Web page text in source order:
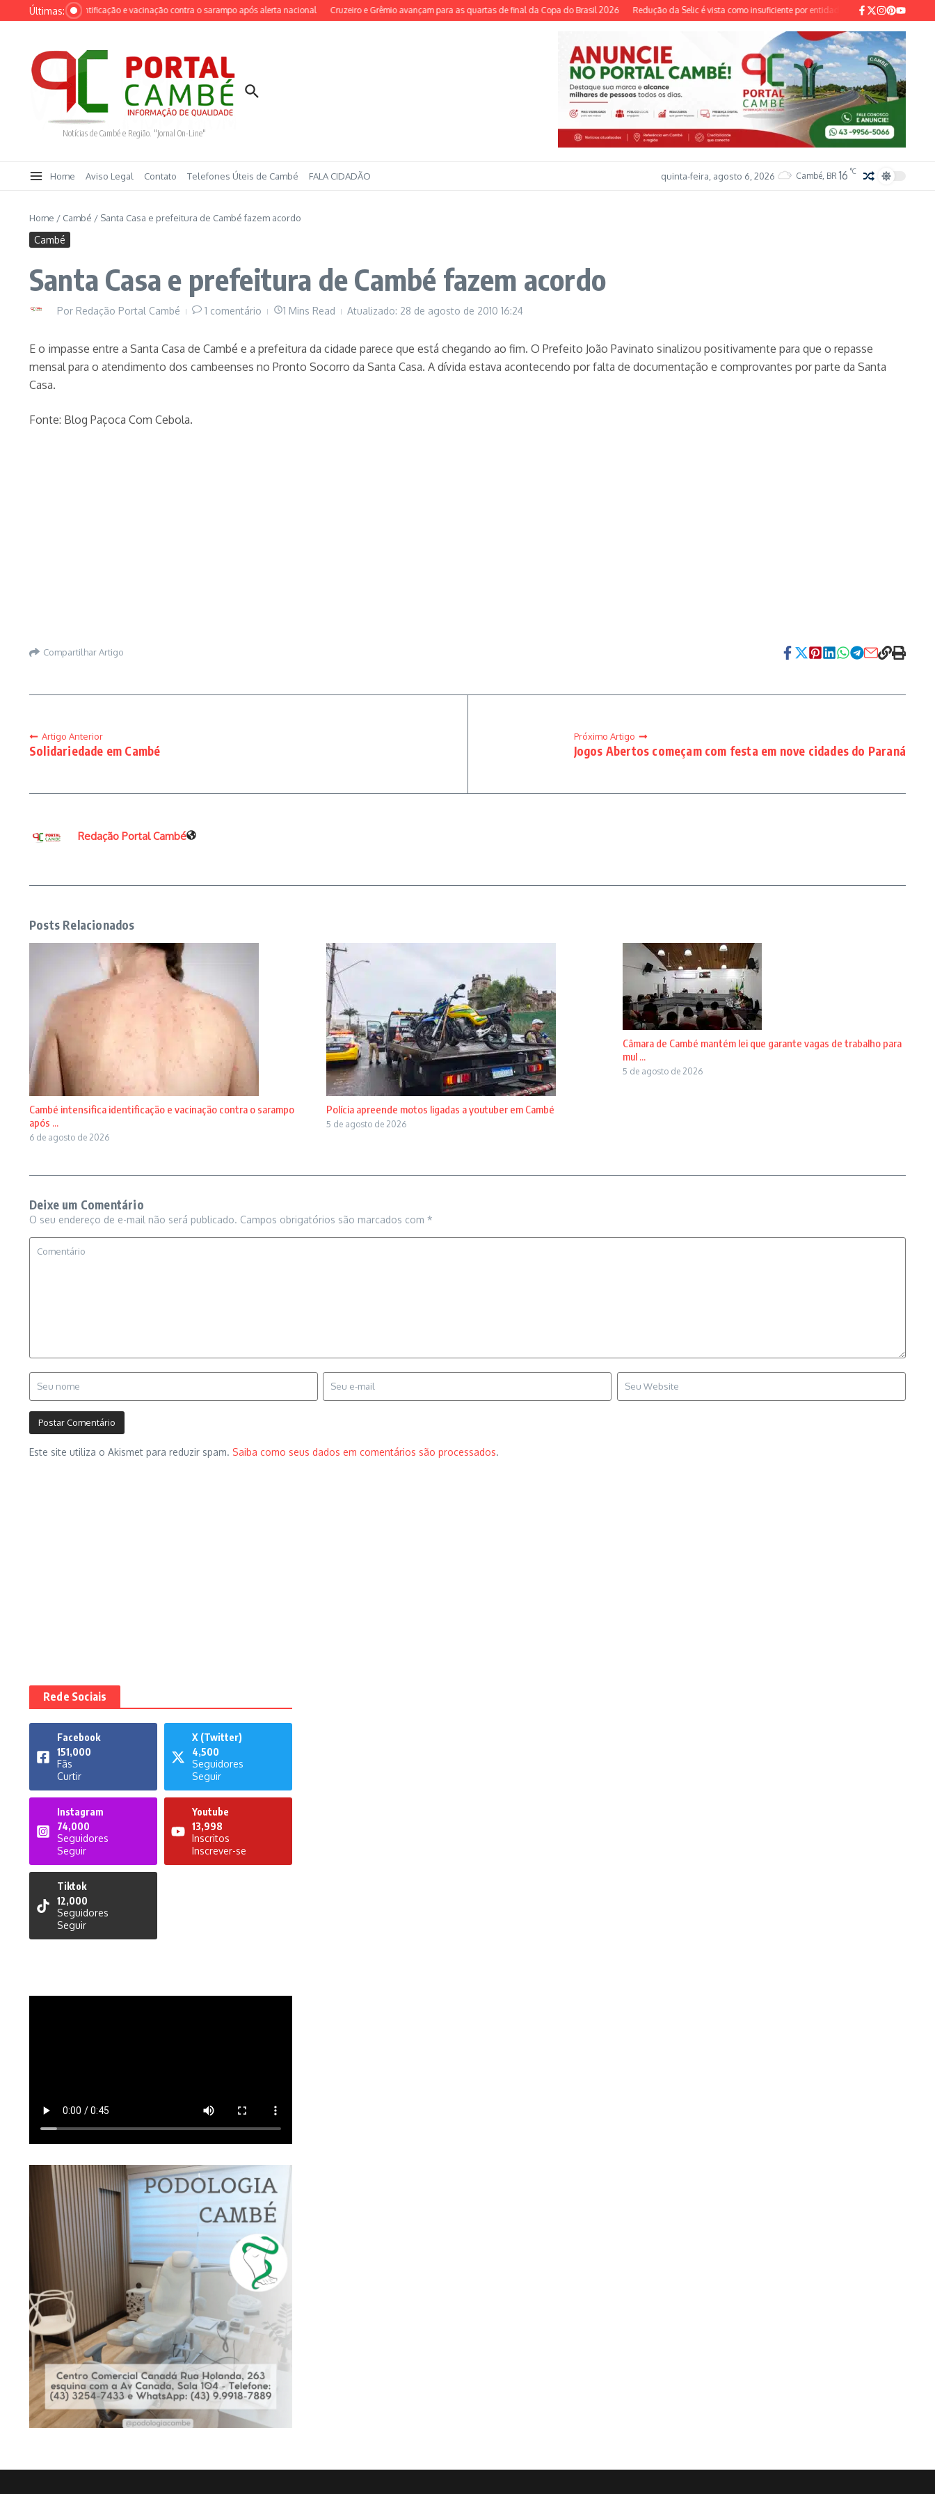
Ir para o conteúdo
Últimas:
intensifica identificação e vacinação contra o sarampo após alerta nacional Cruzeiro e Grêmio avançam para as quartas de final da Copa do Brasil 2026 Redução da Selic é vista como insuficiente por entidades do setor industrial e
Notícias de Cambé e Região. "Jornal On-Line"
Home Aviso Legal Contato Telefones Úteis de Cambé FALA CIDADÃO quinta-feira, agosto 6, 2026 Cambé, BR 16 °C
Home / Cambé / Santa Casa e prefeitura de Cambé fazem acordo
Cambé
Santa Casa e prefeitura de Cambé fazem acordo
Por Redação Portal Cambé 1 comentário 1 Mins Read Atualizado: 28 de agosto de 2010 16:24
E o impasse entre a Santa Casa de Cambé e a prefeitura da cidade parece que está chegando ao fim. O Prefeito João Pavinato sinalizou positivamente para que o repasse
mensal para o atendimento dos cambeenses no Pronto Socorro da Santa Casa. A dívida estava acontecendo por falta de documentação e comprovantes por parte da Santa
Casa.
Fonte: Blog Paçoca Com Cebola.
Compartilhar Artigo
Artigo Anterior
Solidariedade em Cambé
Próximo Artigo
Jogos Abertos começam com festa em nove cidades do Paraná
Redação Portal Cambé
Posts Relacionados
Cambé intensifica identificação e vacinação contra o sarampo
após ...
6 de agosto de 2026
Polícia apreende motos ligadas a youtuber em Cambé
5 de agosto de 2026
Câmara de Cambé mantém lei que garante vagas de trabalho para
mul ...
5 de agosto de 2026
Deixe um Comentário
O seu endereço de e-mail não será publicado. Campos obrigatórios são marcados com *
Este site utiliza o Akismet para reduzir spam. Saiba como seus dados em comentários são processados.
Rede Sociais
Facebook
151,000
Fãs
Curtir
X (Twitter)
4,500
Seguidores
Seguir
Instagram
74,000
Seguidores
Seguir
Youtube
13,998
Inscritos
Inscrever-se
Tiktok
12,000
Seguidores
Seguir